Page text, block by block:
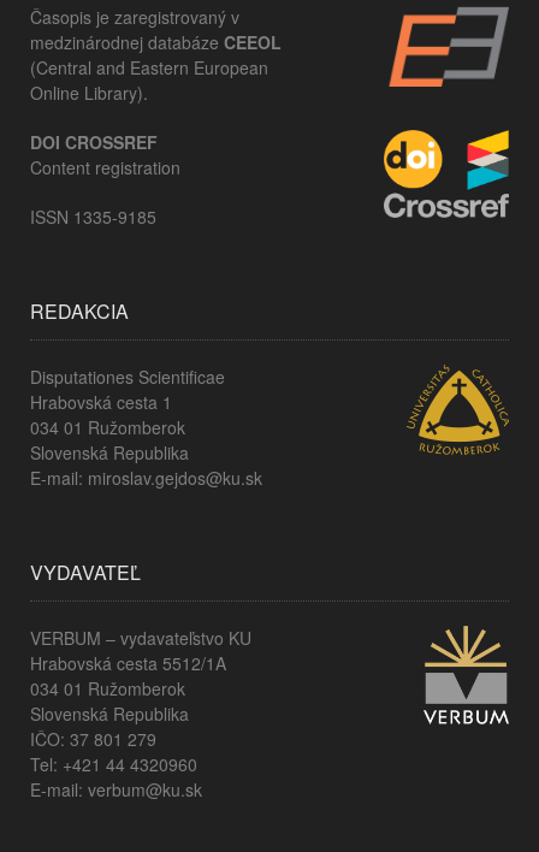
Časopis je zaregistrovaný v
medzinárodnej databáze CEEOL
(Central and Eastern European
Online Library).
DOI CROSSREF
Content registration
ISSN 1335-9185
REDAKCIA
Disputationes Scientificae
Hrabovská cesta 1
034 01 Ružomberok
Slovenská Republika
E-mail: miroslav.gejdos@ku.sk
VYDAVATEĽ
VERBUM – vydavateľstvo KU
Hrabovská cesta 5512/1A
034 01 Ružomberok
Slovenská Republika
IČO: 37 801 279
Tel: +421 44 4320960
E-mail: verbum@ku.sk